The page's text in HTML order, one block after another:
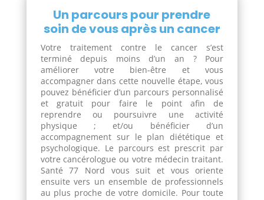
Un parcours pour prendre
soin de vous après un cancer
Votre traitement contre le cancer s’est
terminé depuis moins d’un an ? Pour
améliorer votre bien-être et vous
accompagner dans cette nouvelle étape, vous
pouvez bénéficier d’un parcours personnalisé
et gratuit pour faire le point afin de
reprendre ou poursuivre une activité
physique ; et/ou bénéficier d’un
accompagnement sur le plan diététique et
psychologique. Le parcours est prescrit par
votre cancérologue ou votre médecin traitant.
Santé 77 Nord vous suit et vous oriente
ensuite vers un ensemble de professionnels
au plus proche de votre domicile. Pour toute